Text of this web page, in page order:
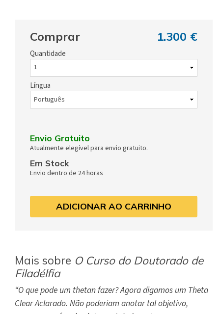
Comprar 1.300 €
Quantidade
Língua
Envio Gratuito
Atualmente elegível para envio gratuito.
Em Stock
Envio dentro de 24 horas
ADICIONAR AO CARRINHO
Mais sobre O Curso do Doutorado de
Filadélfia
“O que pode um thetan fazer? Agora digamos um Theta
Clear Aclarado. Não poderiam anotar tal objetivo,